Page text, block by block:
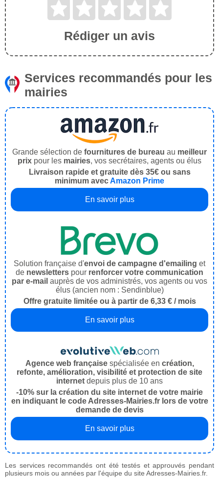
Rédiger un avis
Services recommandés pour les
mairies
Grande sélection de fournitures de bureau au meilleur
prix pour les mairies, vos secrétaires, agents ou élus
Livraison rapide et gratuite dès 35€ ou sans
minimum avecAmazon Prime
En savoir plus
Solution française d'envoi de campagne d'emailing et
de newsletters pour renforcer votre communication
par e-mail auprès de vos administrés, vos agents ou vos
élus (ancien nom : Sendinblue)
Offre gratuite limitée ou à partir de 6,33 € / mois
En savoir plus
Agence web françaisespécialisée en création,
refonte, amélioration, visibilité et protection de site
internet depuis plus de 10 ans
-10% sur la création du site internet de votre mairie
en indiquant le code Adresses-Mairies.fr lors de votre
demande de devis
En savoir plus
Les services recommandés ont été testés et approuvés pendant
plusieurs mois ou années par l'équipe du site Adresses-Mairies.fr.